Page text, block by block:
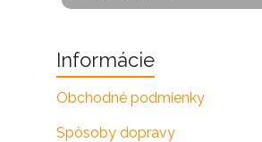
Informácie
Obchodné podmienky
Spôsoby dopravy